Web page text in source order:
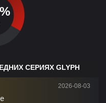
СЕРИЯХ GLYPH
2026-08-03